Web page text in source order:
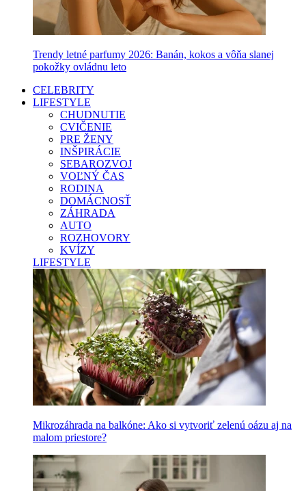
Trendy letné parfumy 2026: Banán, kokos a vôňa slanej
pokožky ovládnu leto
CELEBRITY
LIFESTYLE
CHUDNUTIE
CVIČENIE
PRE ŽENY
INŠPIRÁCIE
SEBAROZVOJ
VOĽNÝ ČAS
RODINA
DOMÁCNOSŤ
ZÁHRADA
AUTO
ROZHOVORY
KVÍZY
LIFESTYLE
Mikrozáhrada na balkóne: Ako si vytvoriť zelenú oázu aj na
malom priestore?